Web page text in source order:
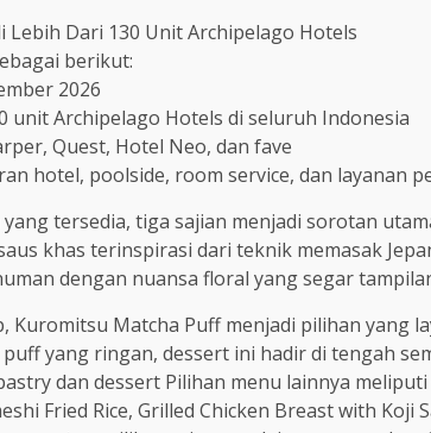
Lebih Dari 130 Unit Archipelago Hotels
berikut:
2026
unit Archipelago Hotels di seluruh Indonesia
Quest, Hotel Neo, dan fave
hotel, poolside, room service, dan layanan
tersedia, tiga sajian menjadi sorotan
khas terinspirasi dari teknik memasak
dengan nuansa floral yang segar
Kuromitsu Matcha Puff menjadi pilihan yang
yang ringan, dessert ini hadir di tengah
dan dessert Pilihan menu lainnya
Fried Rice, Grilled Chicken Breast with